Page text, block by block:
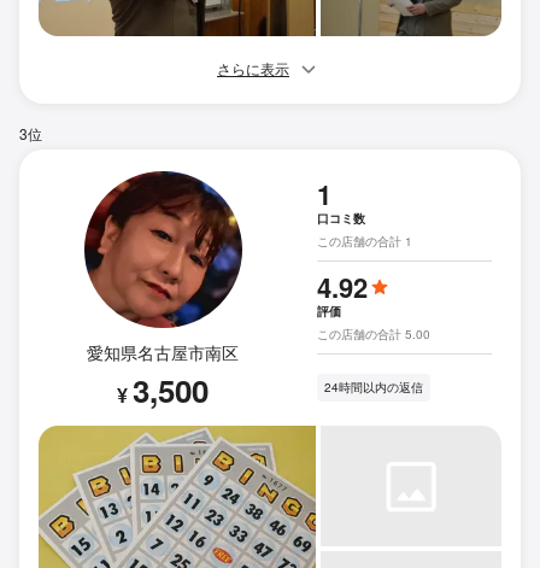
さらに表示
3位
愛知県名古屋市南区
¥3,500
1
口コミ数
この店舗の合計 1
4.92
評価
この店舗の合計 5.00
24時間以内の返信